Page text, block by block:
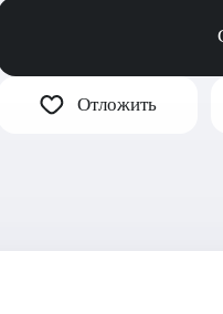
Отложить